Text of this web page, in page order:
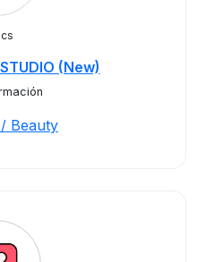
(New)
Beauty